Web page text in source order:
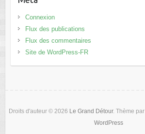
Connexion
Flux des publications
Flux des commentaires
Site de WordPress-FR
Droits d'auteur © 2026 Le Grand Détour. Thème par
WordPress